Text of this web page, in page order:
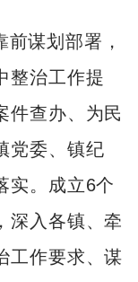
谋划部署，
整治工作提
件查办、为民
党委、镇纪
实。成立6个
深入各镇、牵
工作要求、谋